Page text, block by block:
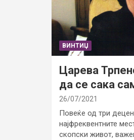
ВИНТИЏ
Царева
да се сака
26/07/2021
Повеќе од три
најфреквентните
скопски живот,